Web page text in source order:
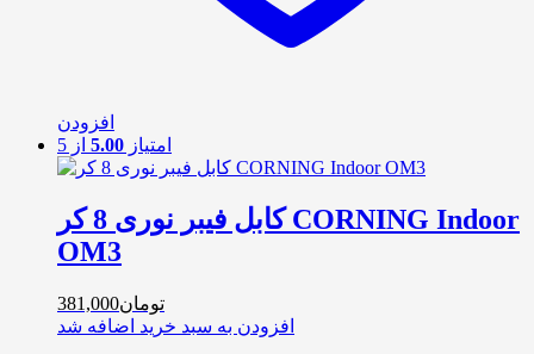
افزودن
امتیاز 5.00 از 5
کابل فیبر نوری 8 کر CORNING Indoor
OM3
تومان381,000
افزودن به سبد خرید اضافه شد